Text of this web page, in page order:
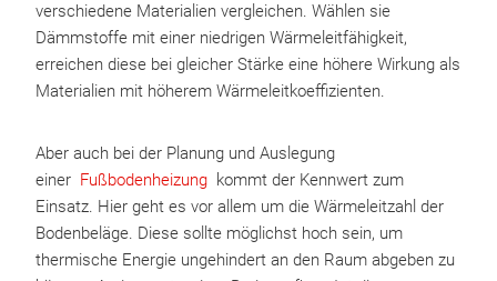
verschiedene Materialien vergleichen. Wählen sie
Dämmstoffe mit einer niedrigen Wärmeleitfähigkeit,
erreichen diese bei gleicher Stärke eine höhere Wirkung als
Materialien mit höherem Wärmeleitkoeffizienten.
Aber auch bei der Planung und Auslegung
einer Fußbodenheizung kommt der Kennwert zum
Einsatz. Hier geht es vor allem um die Wärmeleitzahl der
Bodenbeläge. Diese sollte möglichst hoch sein, um
thermische Energie ungehindert an den Raum abgeben zu